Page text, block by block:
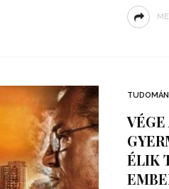
ÉLIK